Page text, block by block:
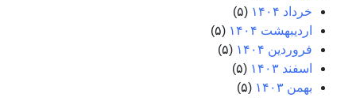
خرداد ۱۴۰۴
(۵)
اردیبهشت ۱۴۰۴
(۵)
فروردین ۱۴۰۴
(۵)
اسفند ۱۴۰۳
(۵)
بهمن ۱۴۰۳
(۵)